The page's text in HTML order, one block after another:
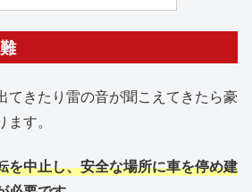
てきたり雷の音が聞こえてきたら豪
す。
を中止し、安全な場所に車を停め建